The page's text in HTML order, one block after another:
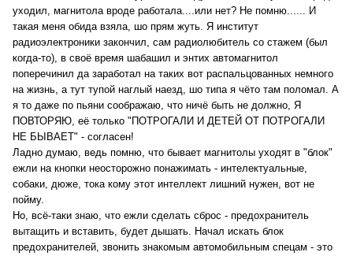
уходил, магнитола вроде работала....или нет? Не помню...... И
такая меня обида взяла, шо прям жуть. Я институт
радиоэлектроники закончил, сам радиолюбитель со стажем (был
когда-то), в своё время шабашил и энтих автомагнитол
поперечинил да заработал на таких вот распальцованных немного
на жизнь, а тут тупой наглый наезд, шо типа я чёто там поломал. А
я то даже по пьяни соображаю, что ничё быть не должно, Я
ПОВТОРЯЮ, её только "ПОТРОГАЛИ И ДЕТЕЙ ОТ ПОТРОГАЛИ
НЕ БЫВАЕТ" - согласен!
Ладно думаю, ведь помню, что бывает магнитолы уходят в "блок"
ежли на кнопки неосторожно понажимать - интелектуальные,
собаки, дюже, тока кому этот интеллект лишний нужен, вот не
пойму.
Но, всё-таки знаю, что ежли сделать сброс - предохранитель
вытащить и вставить, будет дышать. Начал искать блок
предохранителей, звонить знакомым автомобильным спецам - это